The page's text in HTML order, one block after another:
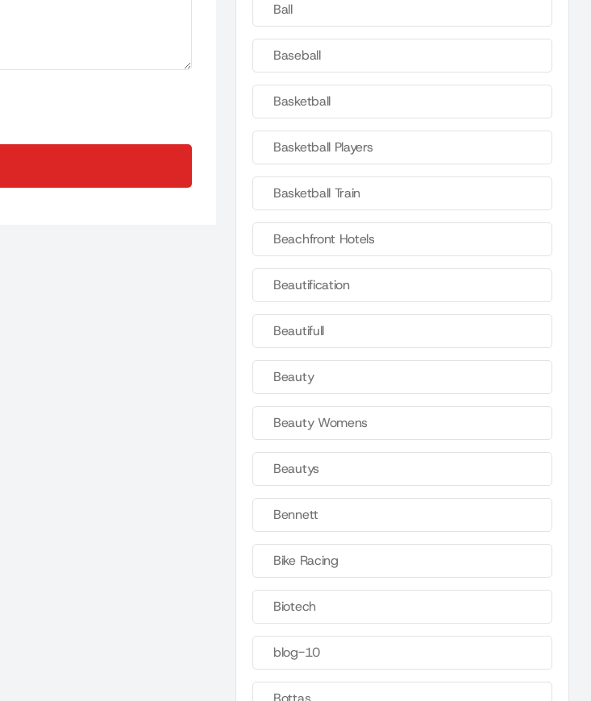
Ball
Baseball
Basketball
Basketball Players
Basketball Train
Beachfront Hotels
Beautification
Beautifull
Beauty
Beauty Womens
Beautys
Bennett
Bike Racing
Biotech
blog-10